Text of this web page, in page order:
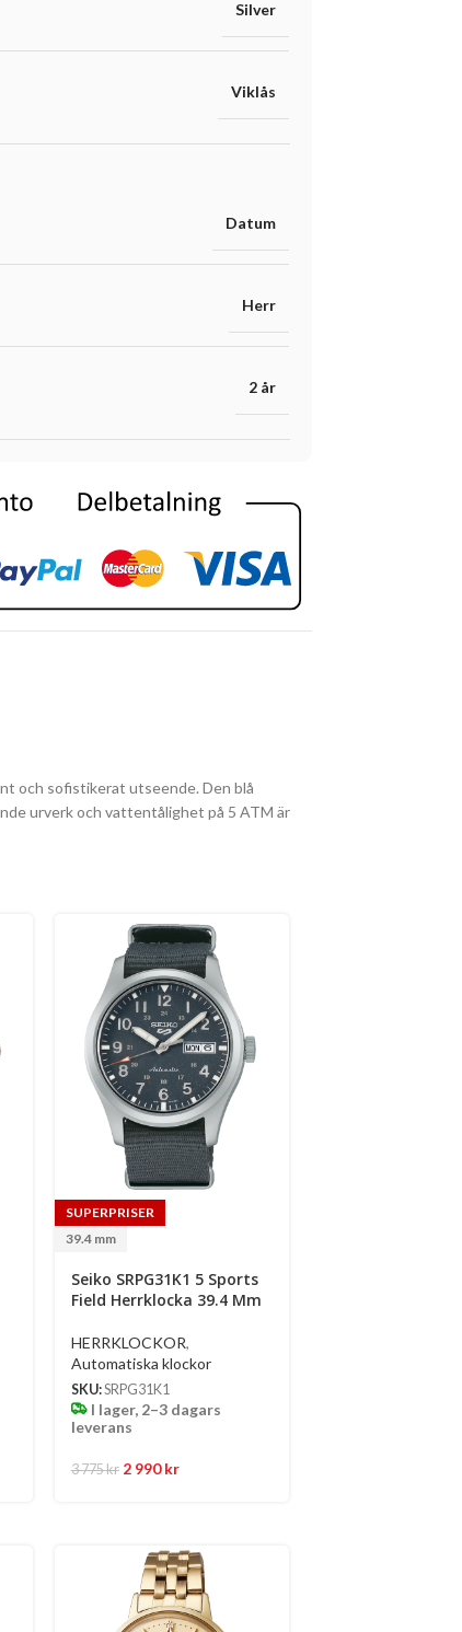
Silver
Viklås
Datum
Herr
2 år
och sofistikerat utseende. Den blå
urverk och vattentålighet på 5 ATM är
SUPERPRISER
39.4 mm
Seiko SRPG31K1 5 Sports
Field Herrklocka 39.4 Mm
HERRKLOCKOR,
Automatiska klockor
SKU:SRPG31K1
I lager, 2–3 dagars
leverans
3 775kr 2 990kr